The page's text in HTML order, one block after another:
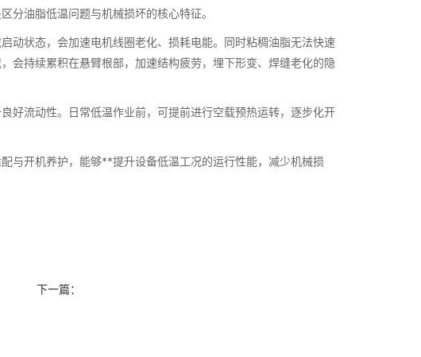
分油脂低温问题与机械损坏的核心特征。
动状态，会加速电机线圈老化、损耗电能。同时粘稠油脂无法快速
会持续累积在悬臂根部，加速结构疲劳，埋下形变、焊缝老化的隐
好流动性。日常低温作业前，可提前进行空载预热运转，逐步化开
与开机养护，能够**提升设备低温工况的运行性能，减少机械损
下一篇：